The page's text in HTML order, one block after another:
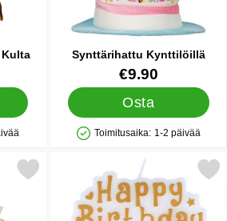
Synttärihattu Kynttilöillä
Tuote.nro 1202€9.90
Osta
Saatavuus: Varastossa
Toimitusaika: 1-2 päivää
Birthday Hopea suosikiksi
Merkitse happy Birthday